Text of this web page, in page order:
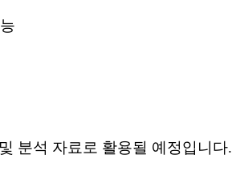
분석 자료로 활용될 예정입니다.